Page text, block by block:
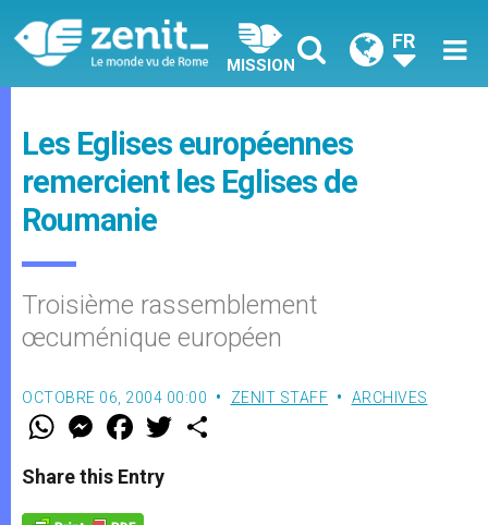
MISSION
FR
Les Eglises européennes
remercient les Eglises de
Roumanie
Troisième rassemblement
œcuménique européen
OCTOBRE 06, 2004 00:00 ZENIT STAFF ARCHIVES
W
t
s
M
e
s
e
F
a
e
b
w
Share this Entry